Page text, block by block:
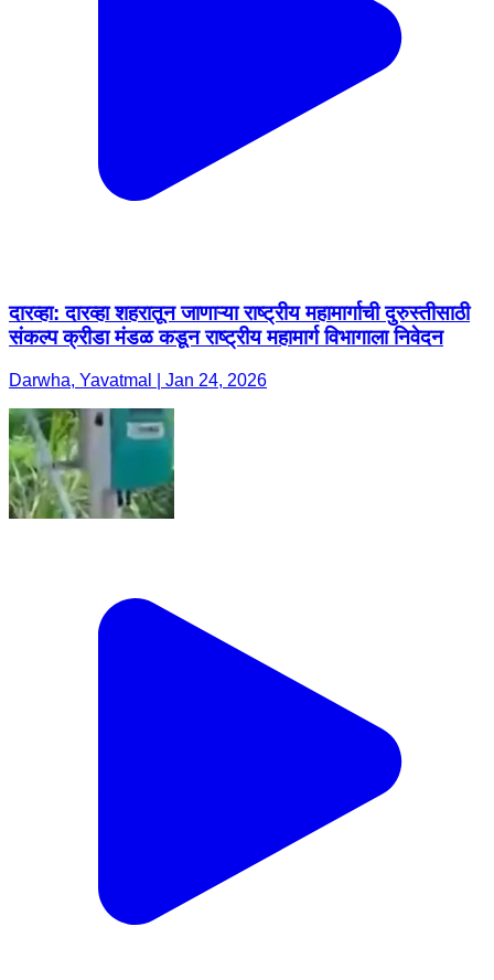
दारव्हा: दारव्हा शहरातून जाणाऱ्या राष्ट्रीय महामार्गाची दुरुस्तीसाठी
संकल्प क्रीडा मंडळ कडून राष्ट्रीय महामार्ग विभागाला निवेदन
Darwha, Yavatmal | Jan 24, 2026